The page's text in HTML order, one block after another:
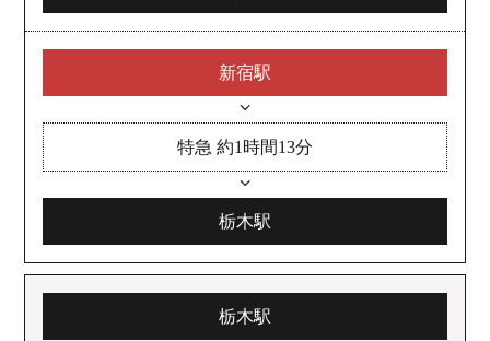
新宿駅
特急 約1時間13分
栃木駅
栃木駅